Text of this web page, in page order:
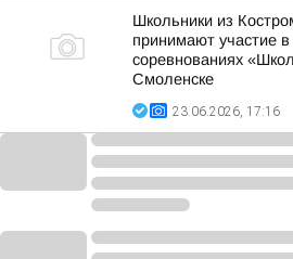
Школьники из
принимают участие
соревнованиях
Смоленске
23.06.2026, 17:16